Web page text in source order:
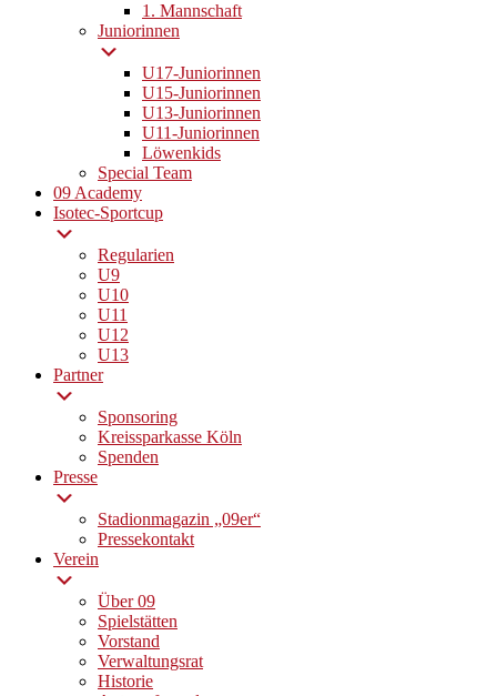
1. Mannschaft
Juniorinnen
U17-Juniorinnen
U15-Juniorinnen
U13-Juniorinnen
U11-Juniorinnen
Löwenkids
Special Team
09 Academy
Isotec-Sportcup
Regularien
U9
U10
U11
U12
U13
Partner
Sponsoring
Kreissparkasse Köln
Spenden
Presse
Stadionmagazin „09er“
Pressekontakt
Verein
Über 09
Spielstätten
Vorstand
Verwaltungsrat
Historie